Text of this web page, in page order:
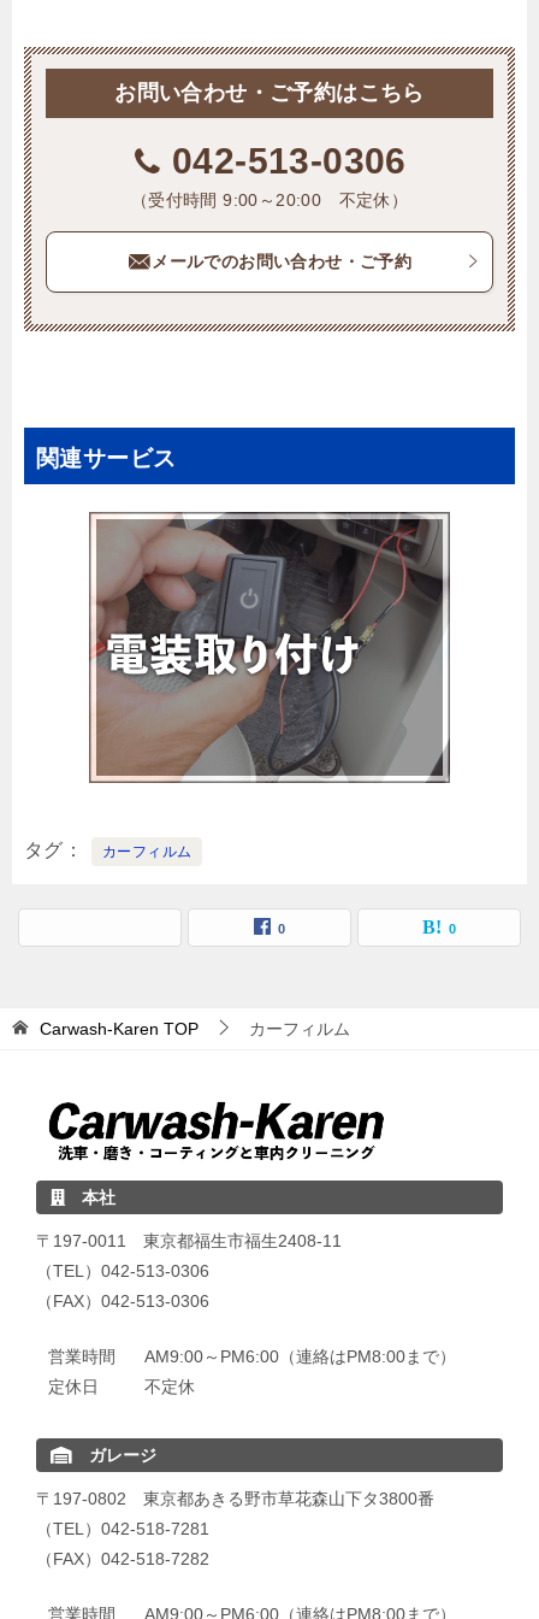
お問い合わせ・ご予約はこちら
042-513-0306
（受付時間 9:00～20:00 不定休）
メールでのお問い合わせ・ご予約
関連サービス
タグ カーフィルム
0 0
Carwash-Karen TOP カーフィルム
本社
〒197-0011 東京都福生市福生2408-11
（TEL）042-513-0306
（FAX）042-513-0306
営業時間
AM9:00～PM6:00（連絡はPM8:00まで）
定休日
不定休
ガレージ
〒197-0802 東京都あきる野市草花森山下タ3800番
（TEL）042-518-7281
（FAX）042-518-7282
営業時間
AM9:00～PM6:00（連絡はPM8:00まで）